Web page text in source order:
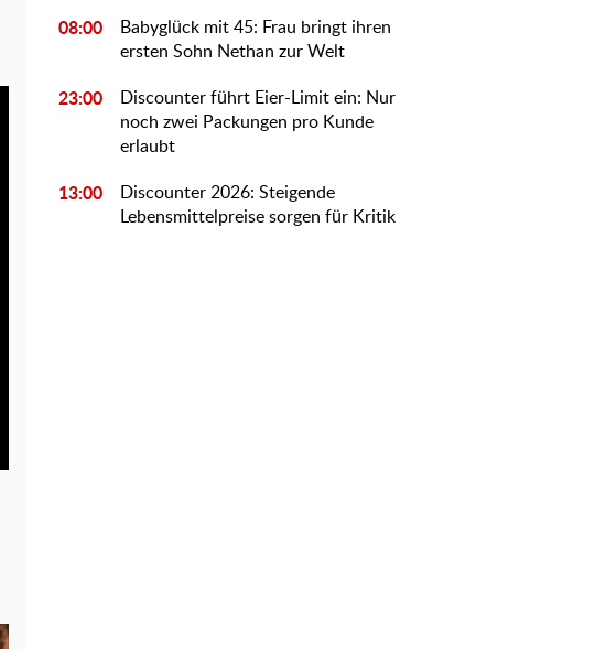
08:00
Babyglück mit 45: Frau bringt ihren
ersten Sohn Nethan zur Welt
23:00
Discounter führt Eier-Limit ein: Nur
noch zwei Packungen pro Kunde
erlaubt
13:00
Discounter 2026: Steigende
Lebensmittelpreise sorgen für Kritik